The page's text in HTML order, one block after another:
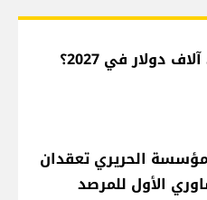
الحريري تعقدان
الأول للمرصد